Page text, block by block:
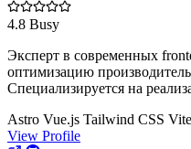
4.8 Busy
Эксперт в современных
оптимизацию
Специализируется на
Astro Vue.js Tailwind CSS Vite
View Profile